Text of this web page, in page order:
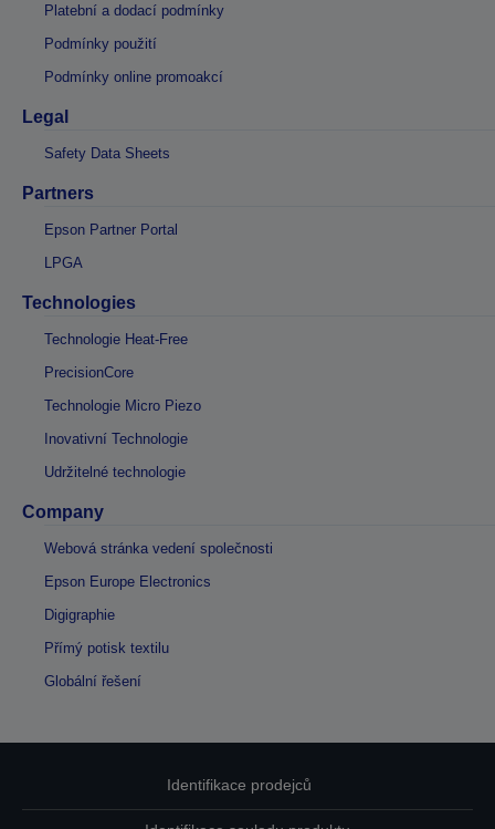
Platební a dodací podmínky
Podmínky použití
Podmínky online promoakcí
Legal
Safety Data Sheets
Partners
Epson Partner Portal
LPGA
Technologies
Technologie Heat-Free
PrecisionCore
Technologie Micro Piezo
Inovativní Technologie
Udržitelné technologie
Company
Webová stránka vedení společnosti
Epson Europe Electronics
Digigraphie
Přímý potisk textilu
Globální řešení
Identifikace prodejců